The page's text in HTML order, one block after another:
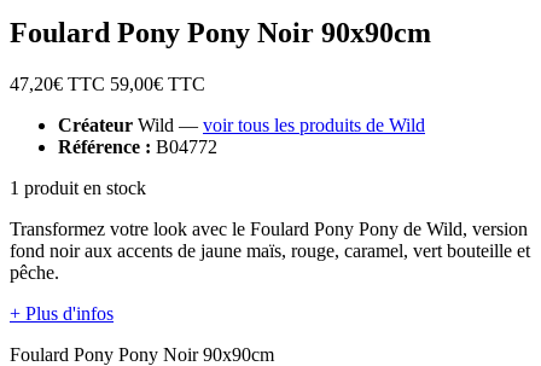
Foulard Pony Pony Noir 90x90cm
47,20€ TTC 59,00€ TTC
Créateur Wild — voir tous les produits de Wild
Référence : B04772
1 produit en stock
Transformez votre look avec le Foulard Pony Pony de Wild, version
fond noir aux accents de jaune maïs, rouge, caramel, vert bouteille et
pêche.
+ Plus d'infos
Foulard Pony Pony Noir 90x90cm